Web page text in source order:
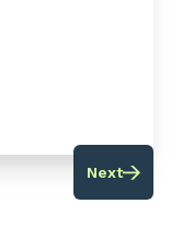
Next